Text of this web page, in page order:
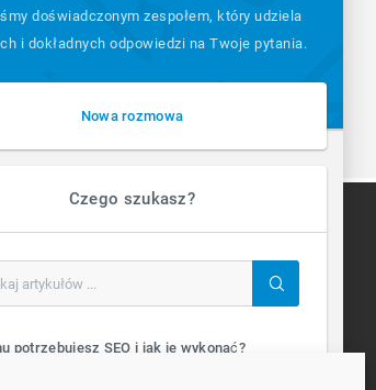
Najczęstszym
powodem braku maili z
formularzy j...
doświadczonym zespołem, który udziela
i dokładnych odpowiedzi na Twoje pytania.
Nowa rozmowa
Czego szukasz?
potrzebujesz SEO i jak je wykonać?